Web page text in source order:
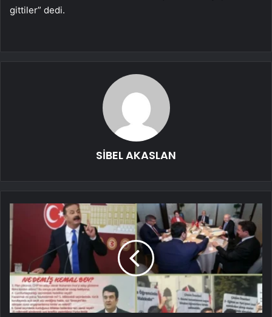
gittiler” dedi.
SİBEL AKASLAN